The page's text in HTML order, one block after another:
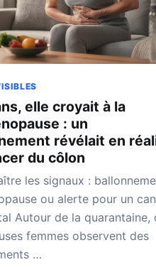
elle croyait à la
: un
révélait en
du côlon
les signaux :
ou alerte pour un
Autour de la quarantaine,
femmes observent des
…